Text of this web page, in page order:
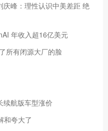
峰：理性认识中美差距 绝
年收入超16亿美元
所有闭源大厂的脸
续航版车型涨价
和夸大了